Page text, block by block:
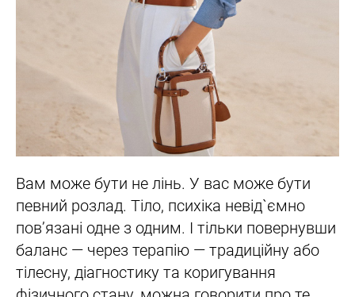
Вам може бути не лінь. У вас може бути
певний розлад. Тіло, психіка невід`ємно
пов’язані одне з одним. І тільки повернувши
баланс — через терапію — традиційну або
тілесну, діагностику та коригування